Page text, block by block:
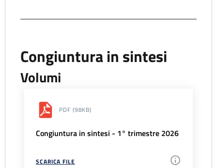
Congiuntura in sintesi
Volumi
PDF (98KB)
Congiuntura in sintesi - 1° trimestre 2026
SCARICA FILE